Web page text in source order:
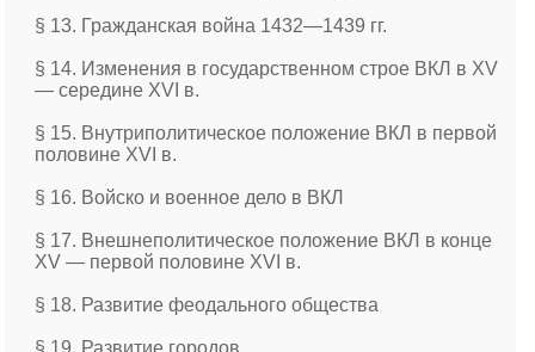
§ 13. Гражданская война 1432—1439 гг.
§ 14. Изменения в государственном строе ВКЛ в ХV
— середине XVI в.
§ 15. Внутриполитическое положение ВКЛ в первой
половине ХVІ в.
§ 16. Войско и военное дело в ВКЛ
§ 17. Внешнеполитическое положение ВКЛ в конце
ХV — первой половине ХVІ в.
§ 18. Развитие феодального общества